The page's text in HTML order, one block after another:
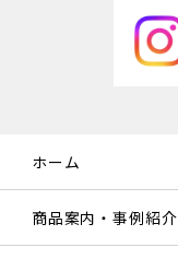
ホーム
商品案内・事例紹介